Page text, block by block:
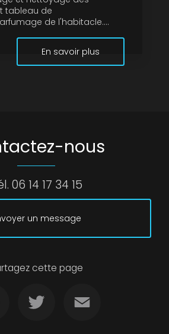
tableau de
de l'habitacle....
En savoir plus
nous
06 14 17 34 15
un message
cette page